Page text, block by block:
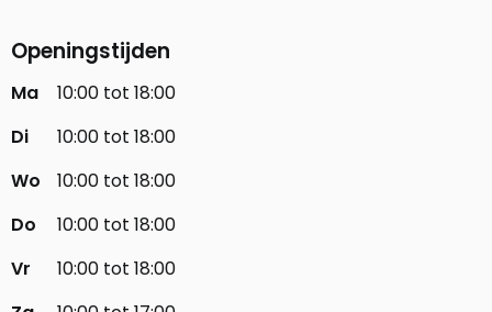
Openingstijden
Ma
10:00 tot 18:00
Di
10:00 tot 18:00
Wo
10:00 tot 18:00
Do
10:00 tot 18:00
Vr
10:00 tot 18:00